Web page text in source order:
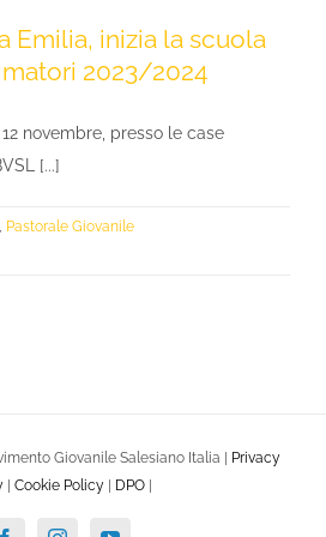
Emilia, inizia la scuola
2023/2024
novembre, presso le case
[...]
Pastorale Giovanile
Giovanile Salesiano Italia | Privacy
| Cookie Policy | DPO |